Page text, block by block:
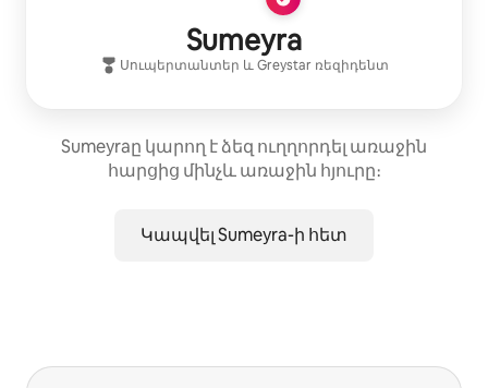
Sumeyra
Սուպերտանտեր ևGreystarռեզիդենտ
Sumeyraը կարող է ձեզ ուղղորդել առաջին
հարցից մինչև առաջին հյուրը։
Կապվել Sumeyra-ի հետ